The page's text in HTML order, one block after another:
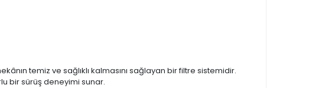
temiz ve sağlıklı kalmasını sağlayan bir filtre sistemidir.
bir sürüş deneyimi sunar.